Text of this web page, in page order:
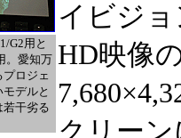
G2用と
。愛知万
ロジェ
デルと
若干劣る
イビジ
HD映像
クリー